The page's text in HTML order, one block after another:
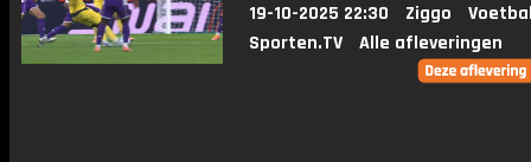
19-10-2025 22:30 Ziggo
Sporten.TV
Alle afleveringen